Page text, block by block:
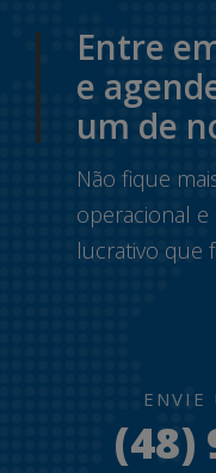
Entre
e
um de
Não fique
operacional
lucrativo que
ENVIE
(48)